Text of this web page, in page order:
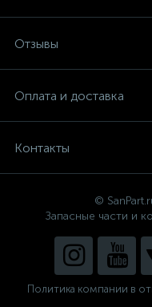
Отзывы
Оплата и доставка
Контакты
©
Запасные части и
Политика компании в